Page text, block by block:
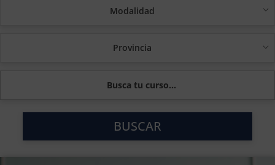
Modalidad
Provincia
BUSCAR